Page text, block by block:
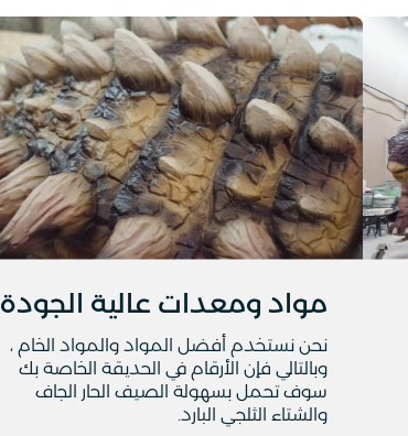
مواد ومعدات عالية الجودة
نحن نستخدم أفضل المواد والمواد الخام ،
وبالتالي فإن الأرقام في الحديقة الخاصة بك
سوف تحمل بسهولة الصيف الحار الجاف
والشتاء الثلجي البارد.